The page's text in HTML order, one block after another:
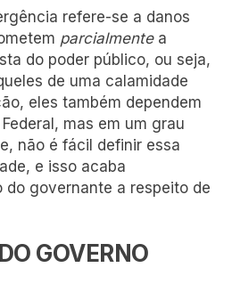
refere-se a danos
parcialmentea
do poder público, ou seja,
de uma calamidade
eles também dependem
mas em um grau
não é fácil definir essa
e isso acaba
do governante a respeito de
GOVERNO